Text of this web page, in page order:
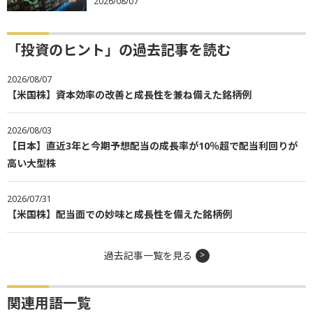
「投資のヒント」の過去記事を読む
2026/08/07
【米国株】資本効率の改善と成長性を兼ね備えた銘柄例
2026/08/03
【日本】直近3年と今期予想配当の成長率が10％超で配当利回りが
高い大型株
2026/07/31
【米国株】配当面での妙味と成長性を備えた銘柄例
過去記事一覧を見る
関連用語一覧